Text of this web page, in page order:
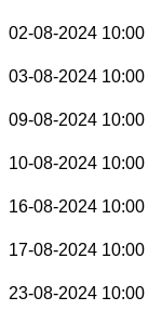
02-08-2024 10:00
03-08-2024 10:00
09-08-2024 10:00
10-08-2024 10:00
16-08-2024 10:00
17-08-2024 10:00
23-08-2024 10:00